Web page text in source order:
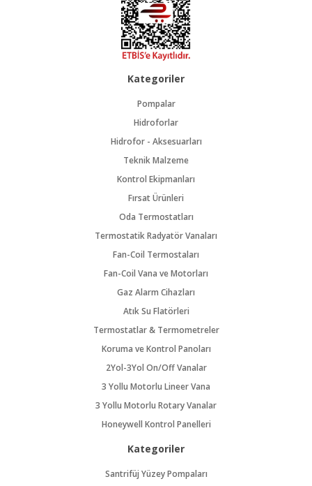
Kategoriler
Pompalar
Hidroforlar
Hidrofor - Aksesuarları
Teknik Malzeme
Kontrol Ekipmanları
Fırsat Ürünleri
Oda Termostatları
Termostatik Radyatör Vanaları
Fan-Coil Termostaları
Fan-Coil Vana ve Motorları
Gaz Alarm Cihazları
Atık Su Flatörleri
Termostatlar & Termometreler
Koruma ve Kontrol Panoları
2Yol-3Yol On/Off Vanalar
3 Yollu Motorlu Lineer Vana
3 Yollu Motorlu Rotary Vanalar
Honeywell Kontrol Panelleri
Kategoriler
Santrifüj Yüzey Pompaları